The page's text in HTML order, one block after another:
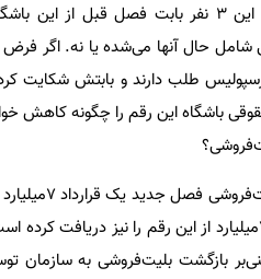
مربی بدنسازی پرسپولیس. این 3 نفر
باشگاه این رقم را چگونه کاهش
باشگاه
بازگشت بلیت‌فروشی به سازمان